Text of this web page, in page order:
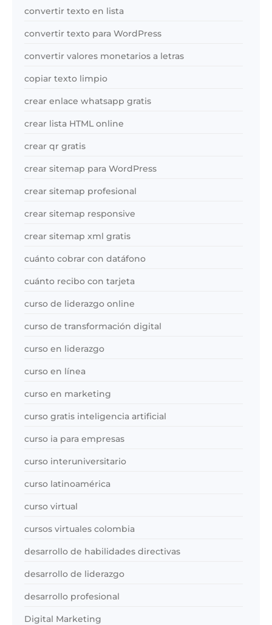
convertir texto en lista
convertir texto para WordPress
convertir valores monetarios a letras
copiar texto limpio
crear enlace whatsapp gratis
crear lista HTML online
crear qr gratis
crear sitemap para WordPress
crear sitemap profesional
crear sitemap responsive
crear sitemap xml gratis
cuánto cobrar con datáfono
cuánto recibo con tarjeta
curso de liderazgo online
curso de transformación digital
curso en liderazgo
curso en línea
curso en marketing
curso gratis inteligencia artificial
curso ia para empresas
curso interuniversitario
curso latinoamérica
curso virtual
cursos virtuales colombia
desarrollo de habilidades directivas
desarrollo de liderazgo
desarrollo profesional
Digital Marketing